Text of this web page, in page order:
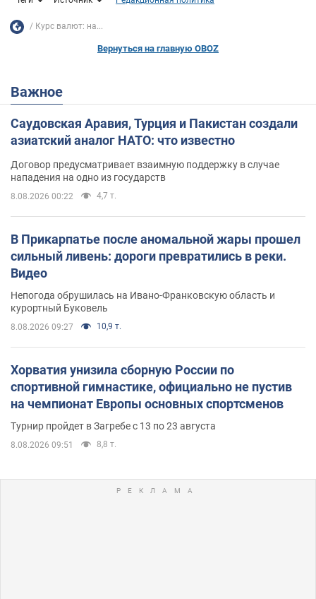
Курс валют: на...
Вернуться на главную OBOZ
Важное
Саудовская Аравия, Турция и Пакистан создали
азиатский аналог НАТО: что известно
Договор предусматривает взаимную поддержку в случае
нападения на одно из государств
8.08.2026 00:22 4,7 т.
В Прикарпатье после аномальной жары прошел
сильный ливень: дороги превратились в реки.
Видео
Непогода обрушилась на Ивано-Франковскую область и
курортный Буковель
8.08.2026 09:27 10,9 т.
Хорватия унизила сборную России по
спортивной гимнастике, официально не пустив
на чемпионат Европы основных спортсменов
Турнир пройдет в Загребе с 13 по 23 августа
8.08.2026 09:51 8,8 т.